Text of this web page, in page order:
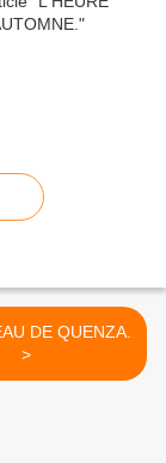
DE QUENZA.
>